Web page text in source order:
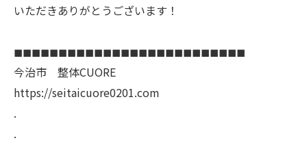
いただきありがとうございます！
◼︎◼︎◼︎◼︎◼︎◼︎◼︎◼︎◼︎◼︎◼︎◼︎◼︎◼︎◼︎◼︎◼︎◼︎◼︎◼︎◼︎◼︎◼︎◼︎◼︎◼︎
今治市 整体CUORE
https://seitaicuore0201.com
.
.